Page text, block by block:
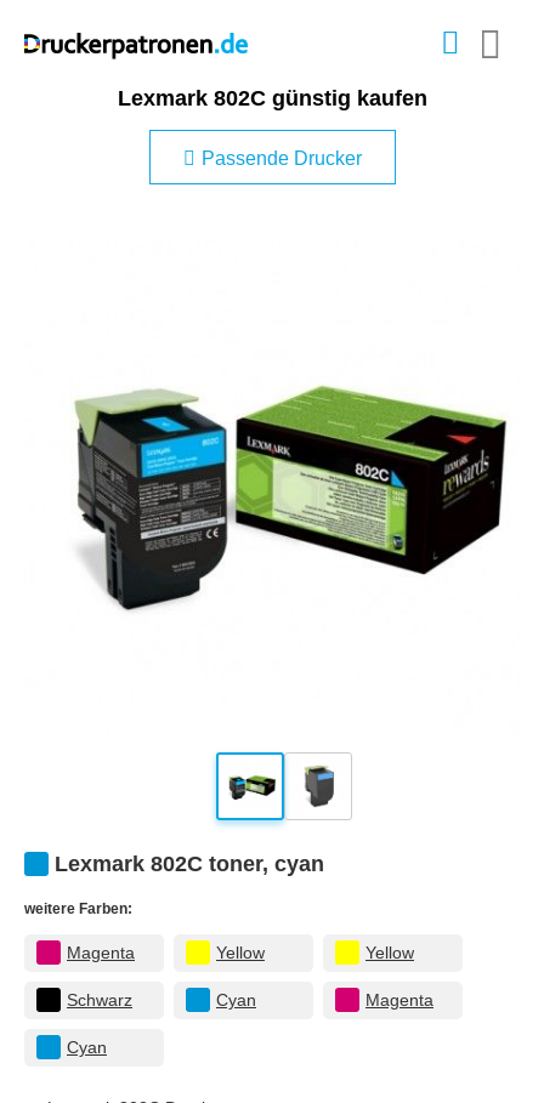
Lexmark 802C günstig kaufen
Passende Drucker
Lexmark 802C toner, cyan
weitere Farben:
Magenta Yellow Yellow
Schwarz Cyan Magenta
Cyan